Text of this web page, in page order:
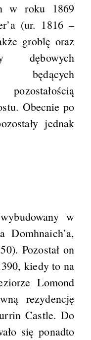
w roku 1869
(ur. 1816 –
groblę oraz
dębowych
Obecnie po
jednak
w
Domhnaich’a,
Pozostał on
kiedy to na
Lomond
rezydencję
Castle. Do
się ponadto